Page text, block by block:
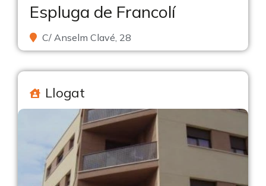
Espluga de Francolí
C/ Anselm Clavé, 28
Llogat